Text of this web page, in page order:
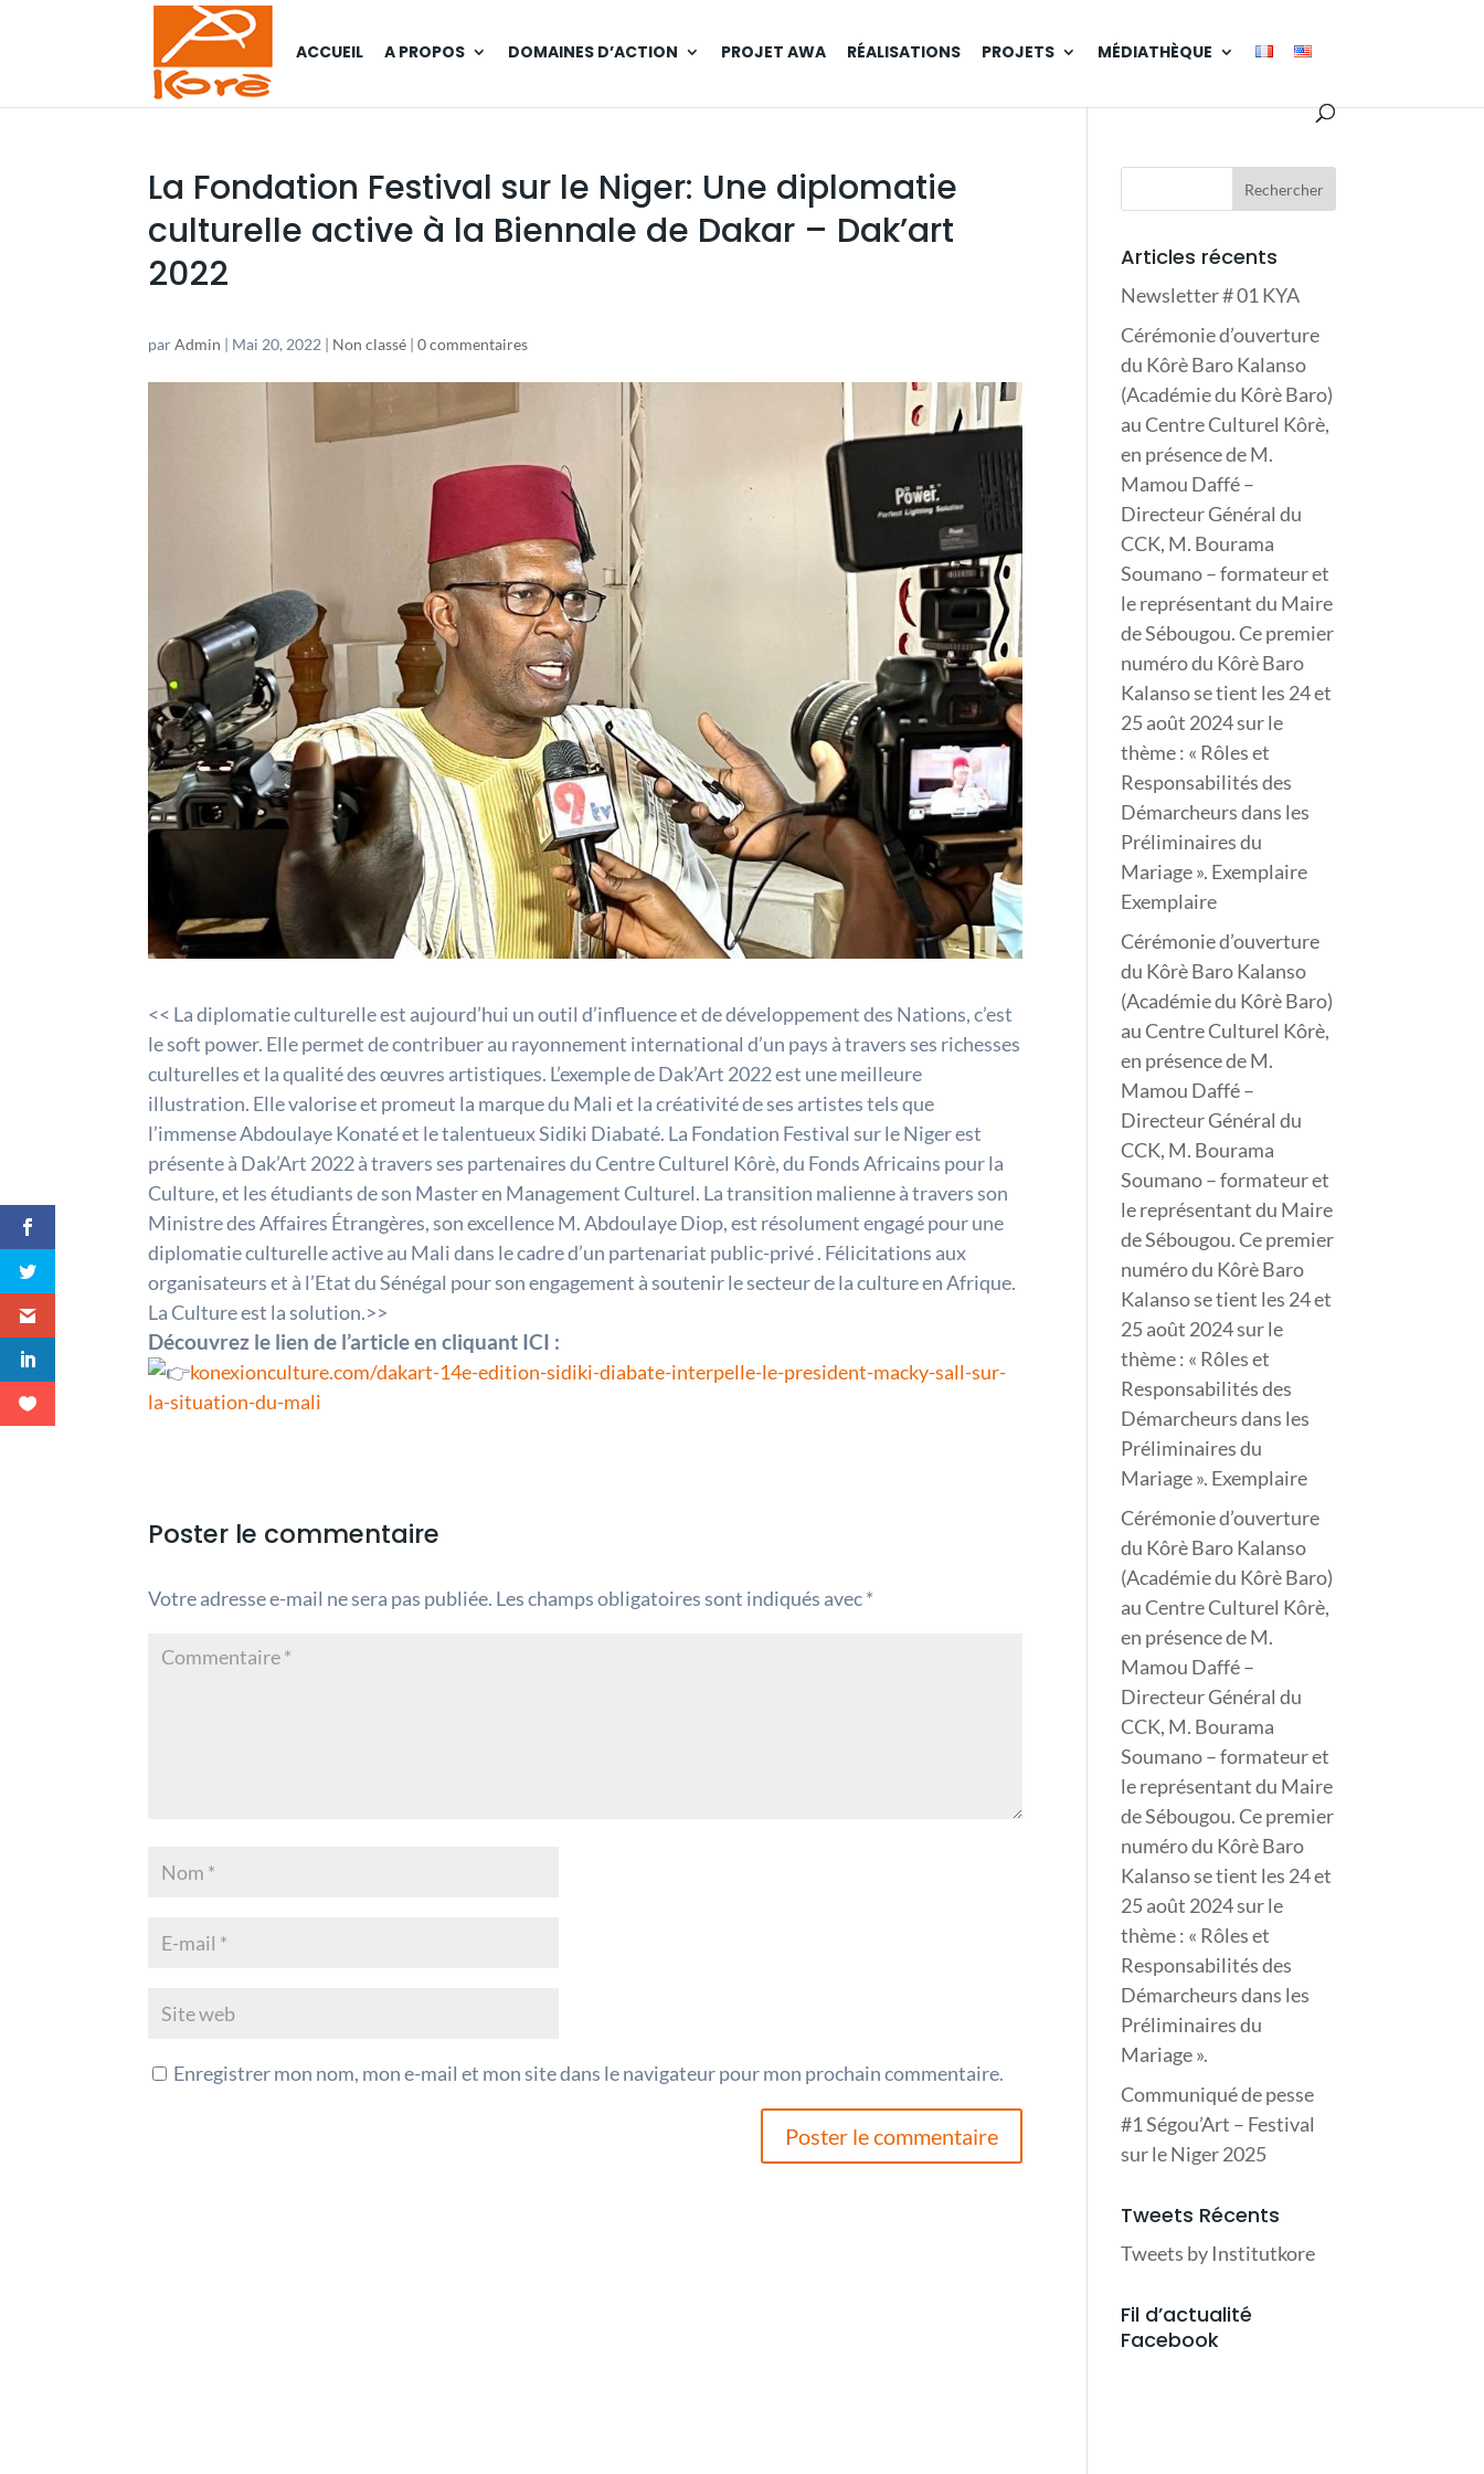
ACCUEIL A PROPOS DOMAINES D’ACTION PROJET AWA RÉALISATIONS PROJETS MÉDIATHÈQUE
La Fondation Festival sur le Niger: Une diplomatie
culturelle active à la Biennale de Dakar – Dak’art
2022
parAdmin | Mai 20, 2022 | Non classé |0 commentaires
<< La diplomatie culturelle est aujourd’hui un outil d’influence et de développement des Nations, c’est
le soft power. Elle permet de contribuer au rayonnement international d’un pays à travers ses richesses
culturelles et la qualité des œuvres artistiques. L’exemple de Dak’Art 2022 est une meilleure
illustration. Elle valorise et promeut la marque du Mali et la créativité de ses artistes tels que
l’immense Abdoulaye Konaté et le talentueux Sidiki Diabaté. La Fondation Festival sur le Niger est
présente à Dak’Art 2022 à travers ses partenaires du Centre Culturel Kôrè, du Fonds Africains pour la
Culture, et les étudiants de son Master en Management Culturel. La transition malienne à travers son
Ministre des Affaires Étrangères, son excellence M. Abdoulaye Diop, est résolument engagé pour une
diplomatie culturelle active au Mali dans le cadre d’un partenariat public-privé . Félicitations aux
organisateurs et à l’Etat du Sénégal pour son engagement à soutenir le secteur de la culture en Afrique.
La Culture est la solution.>>
Découvrez le lien de l’article en cliquant ICI :
konexionculture.com/dakart-14e-edition-sidiki-diabate-interpelle-le-president-macky-sall-sur-
la-situation-du-mali
Poster le commentaire
Votre adresse e-mail ne sera pas publiée. Les champs obligatoires sont indiqués avec*
Enregistrer mon nom, mon e-mail et mon site dans le navigateur pour mon prochain commentaire.
Articles récents
Newsletter # 01 KYA
Cérémonie d’ouverture
du Kôrè Baro Kalanso
(Académie du Kôrè Baro)
au Centre Culturel Kôrè,
en présence de M.
Mamou Daffé –
Directeur Général du
CCK, M. Bourama
Soumano – formateur et
le représentant du Maire
de Sébougou. Ce premier
numéro du Kôrè Baro
Kalanso se tient les 24 et
25 août 2024 sur le
thème : « Rôles et
Responsabilités des
Démarcheurs dans les
Préliminaires du
Mariage ». Exemplaire
Exemplaire
Cérémonie d’ouverture
du Kôrè Baro Kalanso
(Académie du Kôrè Baro)
au Centre Culturel Kôrè,
en présence de M.
Mamou Daffé –
Directeur Général du
CCK, M. Bourama
Soumano – formateur et
le représentant du Maire
de Sébougou. Ce premier
numéro du Kôrè Baro
Kalanso se tient les 24 et
25 août 2024 sur le
thème : « Rôles et
Responsabilités des
Démarcheurs dans les
Préliminaires du
Mariage ». Exemplaire
Cérémonie d’ouverture
du Kôrè Baro Kalanso
(Académie du Kôrè Baro)
au Centre Culturel Kôrè,
en présence de M.
Mamou Daffé –
Directeur Général du
CCK, M. Bourama
Soumano – formateur et
le représentant du Maire
de Sébougou. Ce premier
numéro du Kôrè Baro
Kalanso se tient les 24 et
25 août 2024 sur le
thème : « Rôles et
Responsabilités des
Démarcheurs dans les
Préliminaires du
Mariage ».
Communiqué de pesse
#1 Ségou’Art – Festival
sur le Niger 2025
Tweets Récents
Tweets by Institutkore
Fil d’actualité
Facebook